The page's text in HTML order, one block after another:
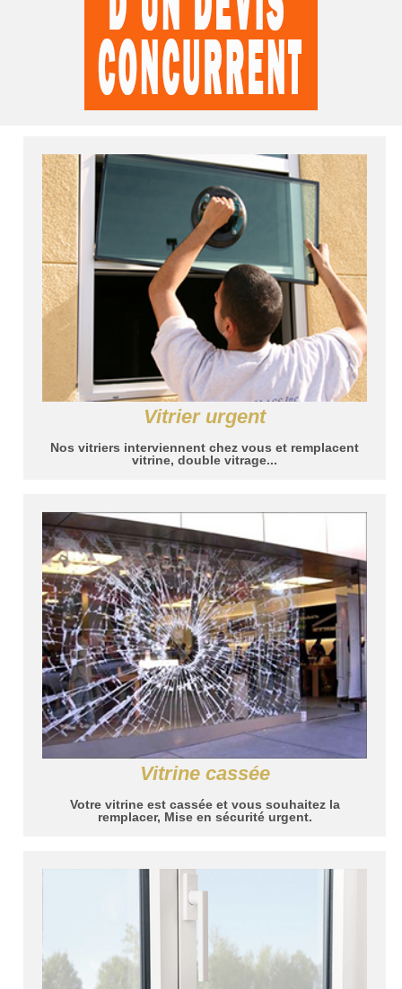
Vitrier urgent
Nos vitriers interviennent chez vous et remplacent
vitrine, double vitrage...
Vitrine cassée
Votre vitrine est cassée et vous souhaitez la
remplacer, Mise en sécurité urgent.